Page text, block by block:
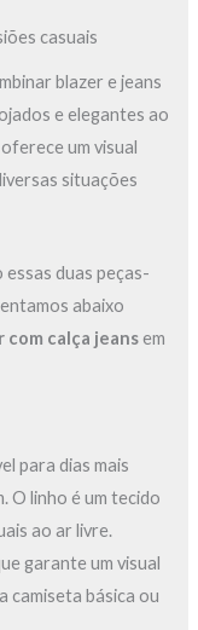
casuais
blazer e jeans
e elegantes ao
um visual
situações
duas peças-
abaixo
com calça jeans em
para dias mais
O linho é um tecido
ao ar livre.
garante um visual
camiseta básica ou